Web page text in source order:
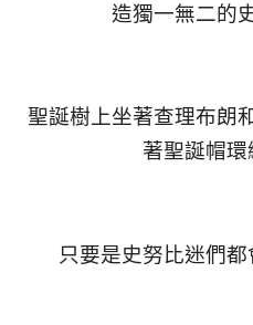
造獨一無二的
聖誕樹上坐著查理布朗
著聖誕帽環
只要是史努比迷們都